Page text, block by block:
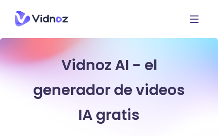
Vidnoz AI - el
generador de videos
IA gratis